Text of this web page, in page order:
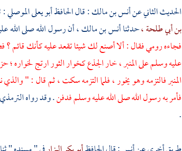
الحديث الثاني عنأنس بن مالك :قال الحافظأبو يعلى الموصلي:
بن أبي طلحة ،حدثناأنس بن مالك ،أن رسول الله صلى الله
فجاءه رومي فقال : ألا أصنع لك شيئا تقعد عليه كأنك قائم ؟
عليه وسلم على المنبر ، خار الجذع كخوار الثور ارتج لخواره
المنبر فالتزمه وهو يخور ، فلما التزمه سكت ، ثم قال : "
فأمر به رسول الله صلى الله عليه وسلم فدفن. وقد رواه
.